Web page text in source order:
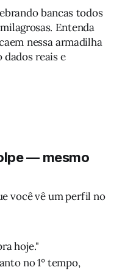
bancas todos
Entenda
nessa armadilha
dados reais e
— mesmo
você vê um perfil no
hoje."
no 1º tempo,